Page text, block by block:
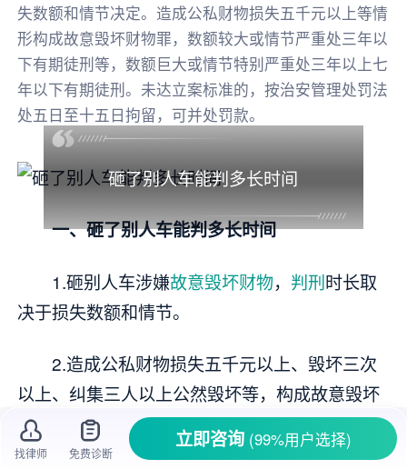
失数额和情节决定。造成公私财物损失五千元以上等情
形构成故意毁坏财物罪，数额较大或情节严重处三年以
下有期徒刑等，数额巨大或情节特别严重处三年以上七
年以下有期徒刑。未达立案标准的，按治安管理处罚法
处五日至十五日拘留，可并处罚款。
砸了别人车能判多长时间
一、砸了别人车能判多长时间
1.砸别人车涉嫌故意毁坏财物，判刑时长取
决于损失数额和情节。
2.造成公私财物损失五千元以上、毁坏三次
以上、纠集三人以上公然毁坏等，构成故意毁坏
财物罪。
找律师 免费诊断
立即咨询 (99%用户选择)